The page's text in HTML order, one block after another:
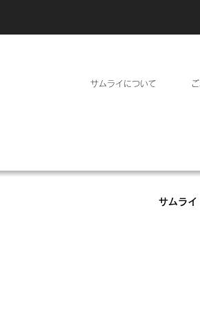
サムライについて
サムライ